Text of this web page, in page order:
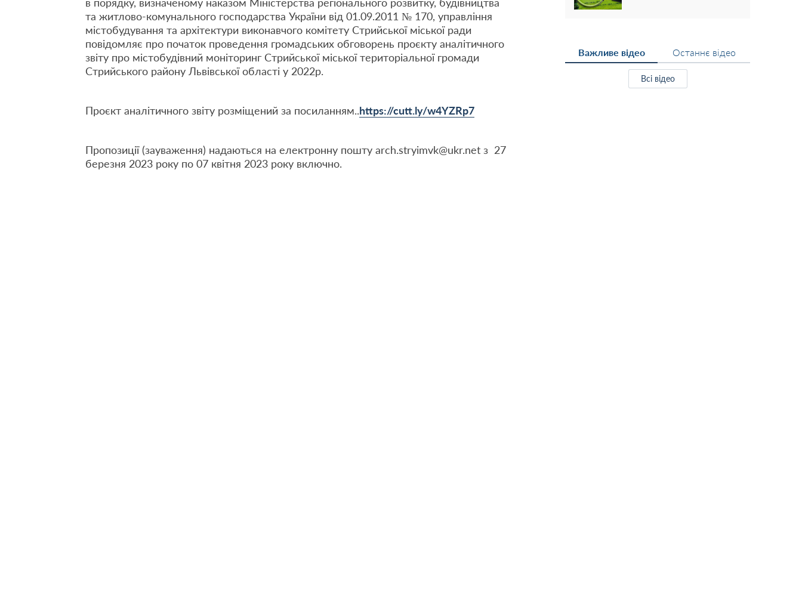
та житлово-комунального господарства України від 01.09.2011 № 170, управління
містобудування та архітектури виконавчого комітету Стрийської міської ради
повідомляє про початок проведення громадських обговорень проєкту аналітичного
звіту про містобудівний моніторинг Стрийської міської територіальної громади
Стрийського району Львівської області у 2022р.
Проєкт аналітичного звіту розміщений за посиланням..https://cutt.ly/w4YZRp7
Пропозиції (зауваження) надаються на електронну пошту arch.stryimvk@ukr.net з 27
березня 2023 року по 07 квітня 2023 року включно.
Важливе відео Останнє відео
Всі відео